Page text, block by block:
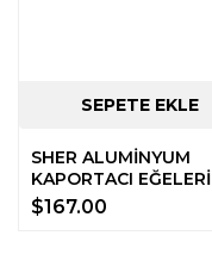
SHER ALUMİNYUM
KAPORTACI EĞELERİ
$167.00